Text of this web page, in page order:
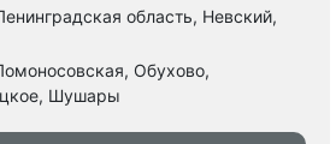
область, Невский,
Обухово,
Шушары